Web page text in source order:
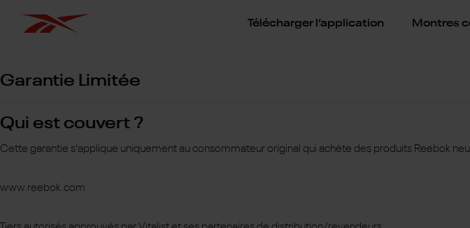
Télécharger l’application Montres
Garantie Limitée
Qui est couvert ?
Cette garantie s'applique uniquement au consommateur original qui achète des produits Reebok
www.reebok.com